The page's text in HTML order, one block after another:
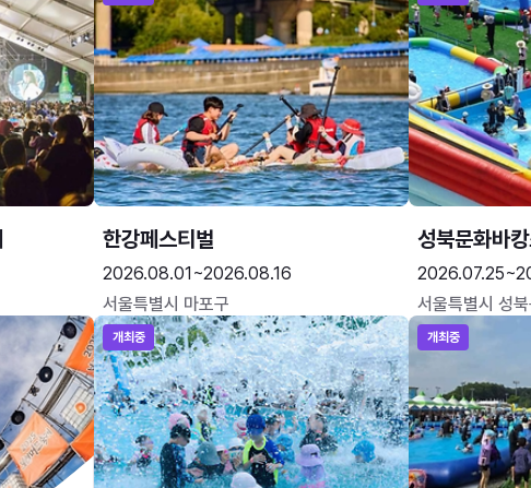
한강페스티벌
2026.08.01~2026.08.16
서울특별시 마포구
성북문화바
서울특별시 성
개최중 개최중